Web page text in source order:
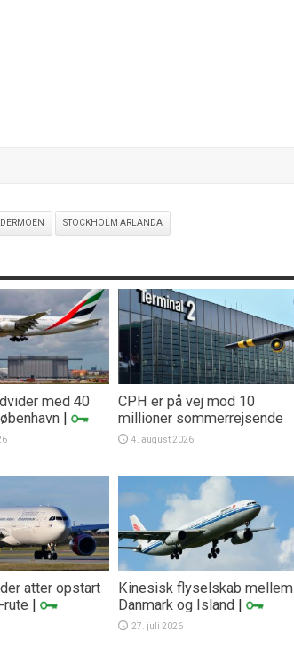
STOCKHOLM ARLANDA
med 40
|
CPH er på vej mod 10
millioner sommerrejsende
4. august 2026
atter opstart
|
Kinesisk flyselskab mellem
Danmark og Island |
27. juli 2026